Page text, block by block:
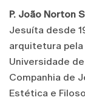
P. João Norton
Jesuíta desde
arquitetura
Universidade
Companhia de
Estética e